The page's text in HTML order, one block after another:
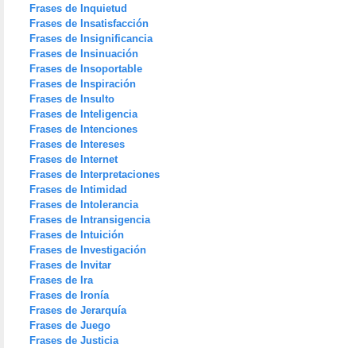
Frases de Inquietud
Frases de Insatisfacción
Frases de Insignificancia
Frases de Insinuación
Frases de Insoportable
Frases de Inspiración
Frases de Insulto
Frases de Inteligencia
Frases de Intenciones
Frases de Intereses
Frases de Internet
Frases de Interpretaciones
Frases de Intimidad
Frases de Intolerancia
Frases de Intransigencia
Frases de Intuición
Frases de Investigación
Frases de Invitar
Frases de Ira
Frases de Ironía
Frases de Jerarquía
Frases de Juego
Frases de Justicia